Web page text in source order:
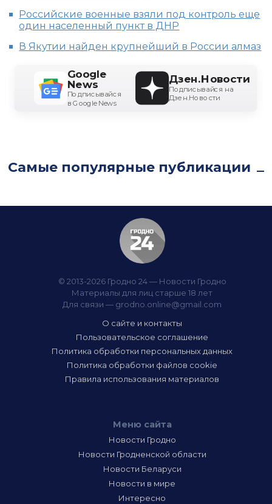
Российские военные взяли под контроль еще
один населенный пункт в ДНР
В Якутии найден крупнейший в России алмаз
Google
News
Подписывайся
в Google News
Дзен.Новости
Подписывайся на
Дзен.Новости
Самые популярные публикации
© 2013-2026 Гродно 24 — Новости Гродно
Материалы для лиц старше 18 лет
Для связи — grodno.online@gmail.com
О сайте и контакты
Пользовательское соглашение
Политика обработки персональных данных
Политика обработки файлов cookie
Правила использования материалов
Меню сайта
Новости Гродно
Новости Гродненской области
Новости Беларуси
Новости в мире
Интересно